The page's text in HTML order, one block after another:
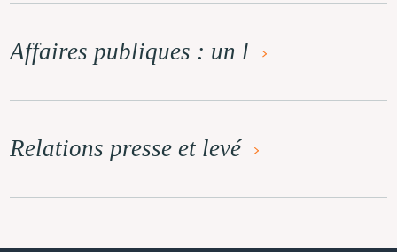
Affaires publiques : un l
Relations presse et levé